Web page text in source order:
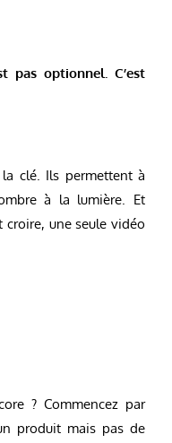
pas optionnel. C’est
clé. Ils permettent à
à la lumière. Et
croire, une seule vidéo
? Commencez par
produit mais pas de